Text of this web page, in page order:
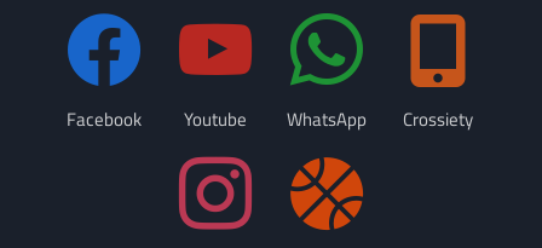
Facebook Youtube WhatsApp Crossiety